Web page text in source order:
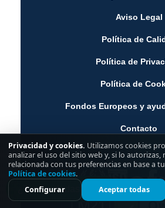
Privacidad y cookies. Utilizamos cookies
analizar el uso del sitio web y, si lo
relacionada con tus preferencias en base a
Política de cookies.
Configurar
Aceptar todas
Aviso Legal
Política de
Política de
Política de
Fondos Europeos y
Contacto
¿Tienes dudas?